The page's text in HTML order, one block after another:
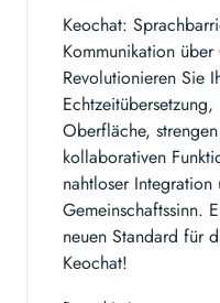
Keochat:
Kommunikation
Revolutionieren Sie
Oberfläche,
kollaborativen
nahtloser Integration
Gemeinschaftssinn.
neuen Standard für
Keochat!